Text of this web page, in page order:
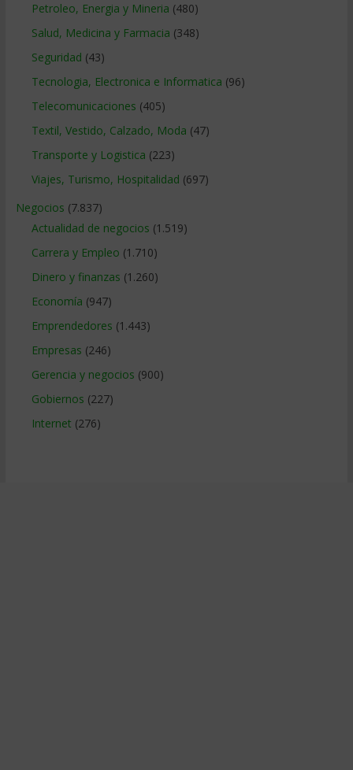
Petroleo, Energia y Mineria (480)
Salud, Medicina y Farmacia (348)
Seguridad (43)
Tecnologia, Electronica e Informatica (96)
Telecomunicaciones (405)
Textil, Vestido, Calzado, Moda (47)
Transporte y Logistica (223)
Viajes, Turismo, Hospitalidad (697)
Negocios (7.837)
Actualidad de negocios (1.519)
Carrera y Empleo (1.710)
Dinero y finanzas (1.260)
Economía (947)
Emprendedores (1.443)
Empresas (246)
Gerencia y negocios (900)
Gobiernos (227)
Internet (276)